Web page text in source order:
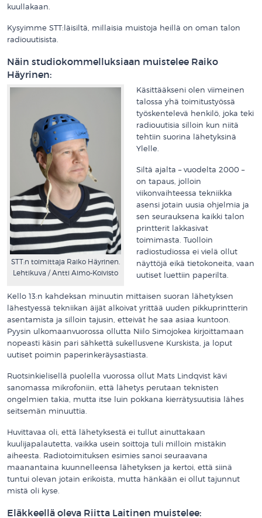
kuullakaan.
Kysyimme STT:läisiltä, millaisia muistoja heillä on oman talon
radiouutisista.
Näin studiokommelluksiaan muistelee Raiko
Häyrinen:
STT:n toimittaja Raiko Häyrinen.
Lehtikuva / Antti Aimo-Koivisto
Käsittääkseni olen viimeinen
talossa yhä toimitustyössä
työskentelevä henkilö, joka teki
radiouutisia silloin kun niitä
tehtiin suorina lähetyksinä
Ylelle.
Siltä ajalta – vuodelta 2000 –
on tapaus, jolloin
viikonvaihteessa tekniikka
asensi jotain uusia ohjelmia ja
sen seurauksena kaikki talon
printterit lakkasivat
toimimasta. Tuolloin
radiostudiossa ei vielä ollut
näyttöjä eikä tietokoneita, vaan
uutiset luettiin paperilta.
Kello 13:n kahdeksan minuutin mittaisen suoran lähetyksen
lähestyessä tekniikan äijät alkoivat yrittää uuden pikkuprintterin
asentamista ja silloin tajusin, etteivät he saa asiaa kuntoon.
Pyysin ulkomaanvuorossa ollutta Niilo Simojokea kirjoittamaan
nopeasti käsin pari sähkettä sukellusvene Kurskista, ja loput
uutiset poimin paperinkeräysastiasta.
Ruotsinkielisellä puolella vuorossa ollut Mats Lindqvist kävi
sanomassa mikrofoniin, että lähetys perutaan teknisten
ongelmien takia, mutta itse luin pokkana kierrätysuutisia lähes
seitsemän minuuttia.
Huvittavaa oli, että lähetyksestä ei tullut ainuttakaan
kuulijapalautetta, vaikka usein soittoja tuli milloin mistäkin
aiheesta. Radiotoimituksen esimies sanoi seuraavana
maanantaina kuunnelleensa lähetyksen ja kertoi, että siinä
tuntui olevan jotain erikoista, mutta hänkään ei ollut tajunnut
mistä oli kyse.
Eläkkeellä oleva Riitta Laitinen muistelee: